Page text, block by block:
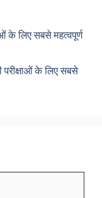
के लिए सबसे महत्वपूर्ण
परीक्षाओं के लिए सबसे